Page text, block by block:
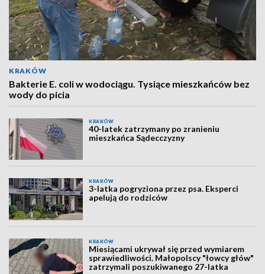
KRAKÓW
Bakterie E. coli w wodociągu. Tysiące mieszkańców bez
wody do picia
KRAKÓW
40-latek zatrzymany po zranieniu
mieszkańca Sądecczyzny
KRAKÓW
3-latka pogryziona przez psa. Eksperci
apelują do rodziców
KRAKÓW
Miesiącami ukrywał się przed wymiarem
sprawiedliwości. Małopolscy "łowcy głów"
zatrzymali poszukiwanego 27-latka